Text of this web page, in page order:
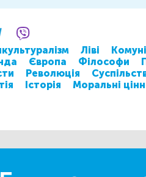
Ліві
Європа Філософи
Революція
Історія Моральні